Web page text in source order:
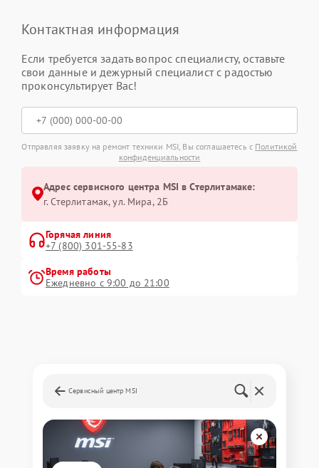
Контактная информация
Если требуется задать вопрос специалисту, оставьте
свои данные и дежурный специалист с радостью
проконсультирует Вас!
Отправляя заявку на ремонт техники MSI, Вы соглашаетесь с Политикой
конфиденциальности
Адрес сервисного центра MSI в Стерлитамаке:
г. Стерлитамак, ул. Мира, 2Б
Горячая линия
+7 (800) 301-55-83
Время работы
Ежедневно с 9:00 до 21:00
Сервисный центр MSI